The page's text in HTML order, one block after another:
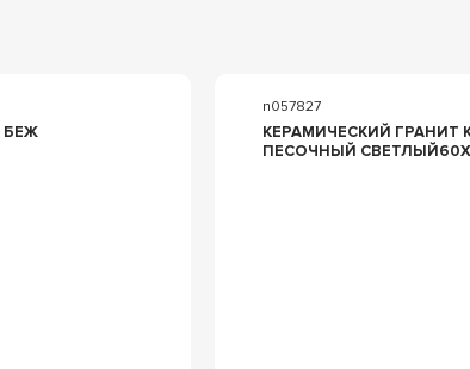
n057827
КЕРАМИЧЕСКИЙ ГРАНИТ KERAMA MARAZZI РИАЛЬТО SG560920R
ПЕСОЧНЫЙ